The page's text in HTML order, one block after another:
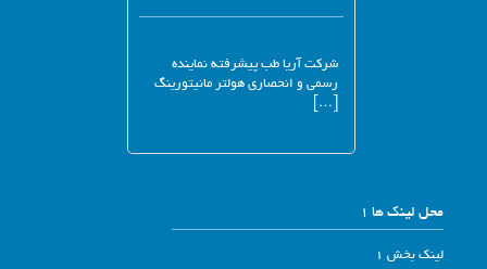
شرکت آریا طب پیشرفته نماینده
رسمی و انحصاری هولتر مانیتورینگ
[…]
محل لینک ها 1
لینک بخش 1